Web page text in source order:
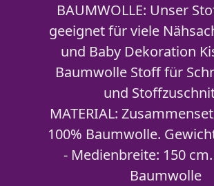
BAUMWOLLE: Unser
geeignet für viele
und Baby Dekoration
Baumwolle Stoff für
und
MATERIAL:
100% Baumwolle.
- Medienbreite: 150
Baumwolle